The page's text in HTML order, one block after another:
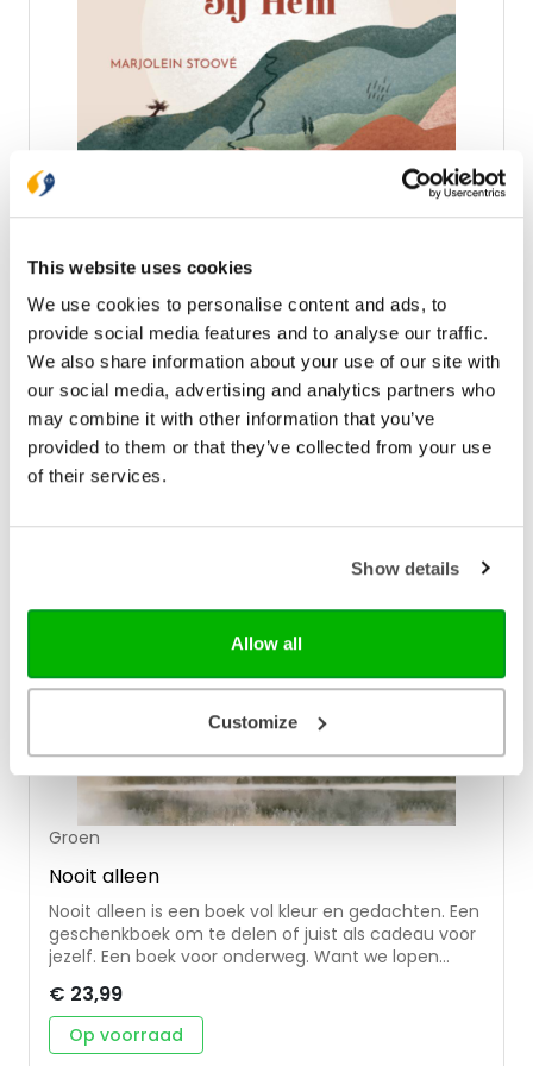
This website uses cookies
We use cookies to personalise content and ads, to
provide social media features and to analyse our traffic.
We also share information about your use of our site with
our social media, advertising and analytics partners who
may combine it with other information that you’ve
provided to them or that they’ve collected from your use
of their services.
Show details
Allow all
Customize
Schuilen bij Hem staat vol bijbelteksten uit de
Herziene Statenvertaling over schuilen bij God.
Zowel in grazige weiden als in diepe dalen mag je bij
de hemelse Vader komen met je gebrokenheid. De
moeiten van het leven kunnen zo in contrast staan
met wat God ons belooft. Dit boek bevat teksten
van hoop, van veiligheid maar ook van mogen zíjn
onder Zijn vleugels. De kleurrijke illustraties zorgen
voor ondersteuning en verbeelding van de teksten
op een liefdevolle, warme manier. Een boek om
open op tafel te leggen of de dag mee te
bijbelteksten. Haar inspiratie haalt ze uit haar
bostuin en haar leven dat niet over rozen gaat.
€ 17,99
Op voorraad
Groen
Nooit alleen
Nooit alleen is een boek vol kleur en gedachten. Een
geschenkboek om te delen of juist als cadeau voor
jezelf. Een boek voor onderweg. Want we lopen
omhoog, soms omlaag. En soms voelt het alsof we
het helemaal alleen moeten doen. Voelen we ons
eenzaam in de drukte van de wereld. Wat is het dan
€ 23,99
Op voorraad